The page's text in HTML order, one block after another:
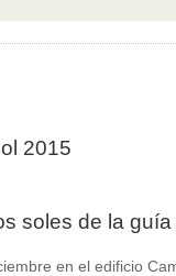
2015
soles de la
en el edificio